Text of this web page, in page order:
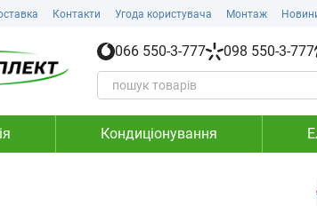
контентуКонтакти Угода користувача Монтаж
066 550-3-777 098 550-3-777
Кондиціонування